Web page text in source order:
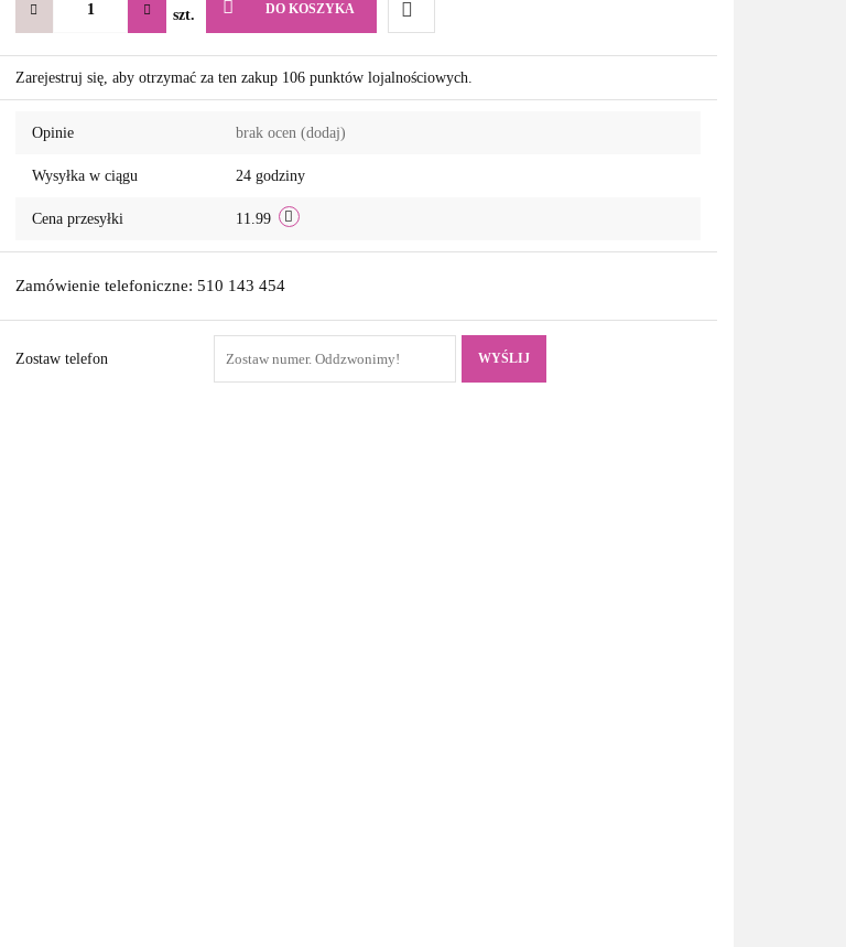
szt. DO KOSZYKA
Do
przechowalni
Zarejestruj się, aby otrzymać za ten zakup 106 punktów lojalnościowych.
Opinie brak ocen (dodaj)
Wysyłka w ciągu 24 godziny
Cena przesyłki 11.99
Zamówienie telefoniczne: 510 143 454
Zostaw telefon WYŚLIJ